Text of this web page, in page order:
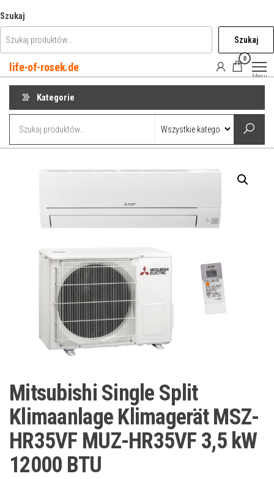
do
treści
Szukaj
Szukaj
life-of-rosek.de
0
Menu
Kategorie
Mitsubishi Single Split
Klimaanlage Klimagerät MSZ-
HR35VF MUZ-HR35VF 3,5 kW
12000 BTU